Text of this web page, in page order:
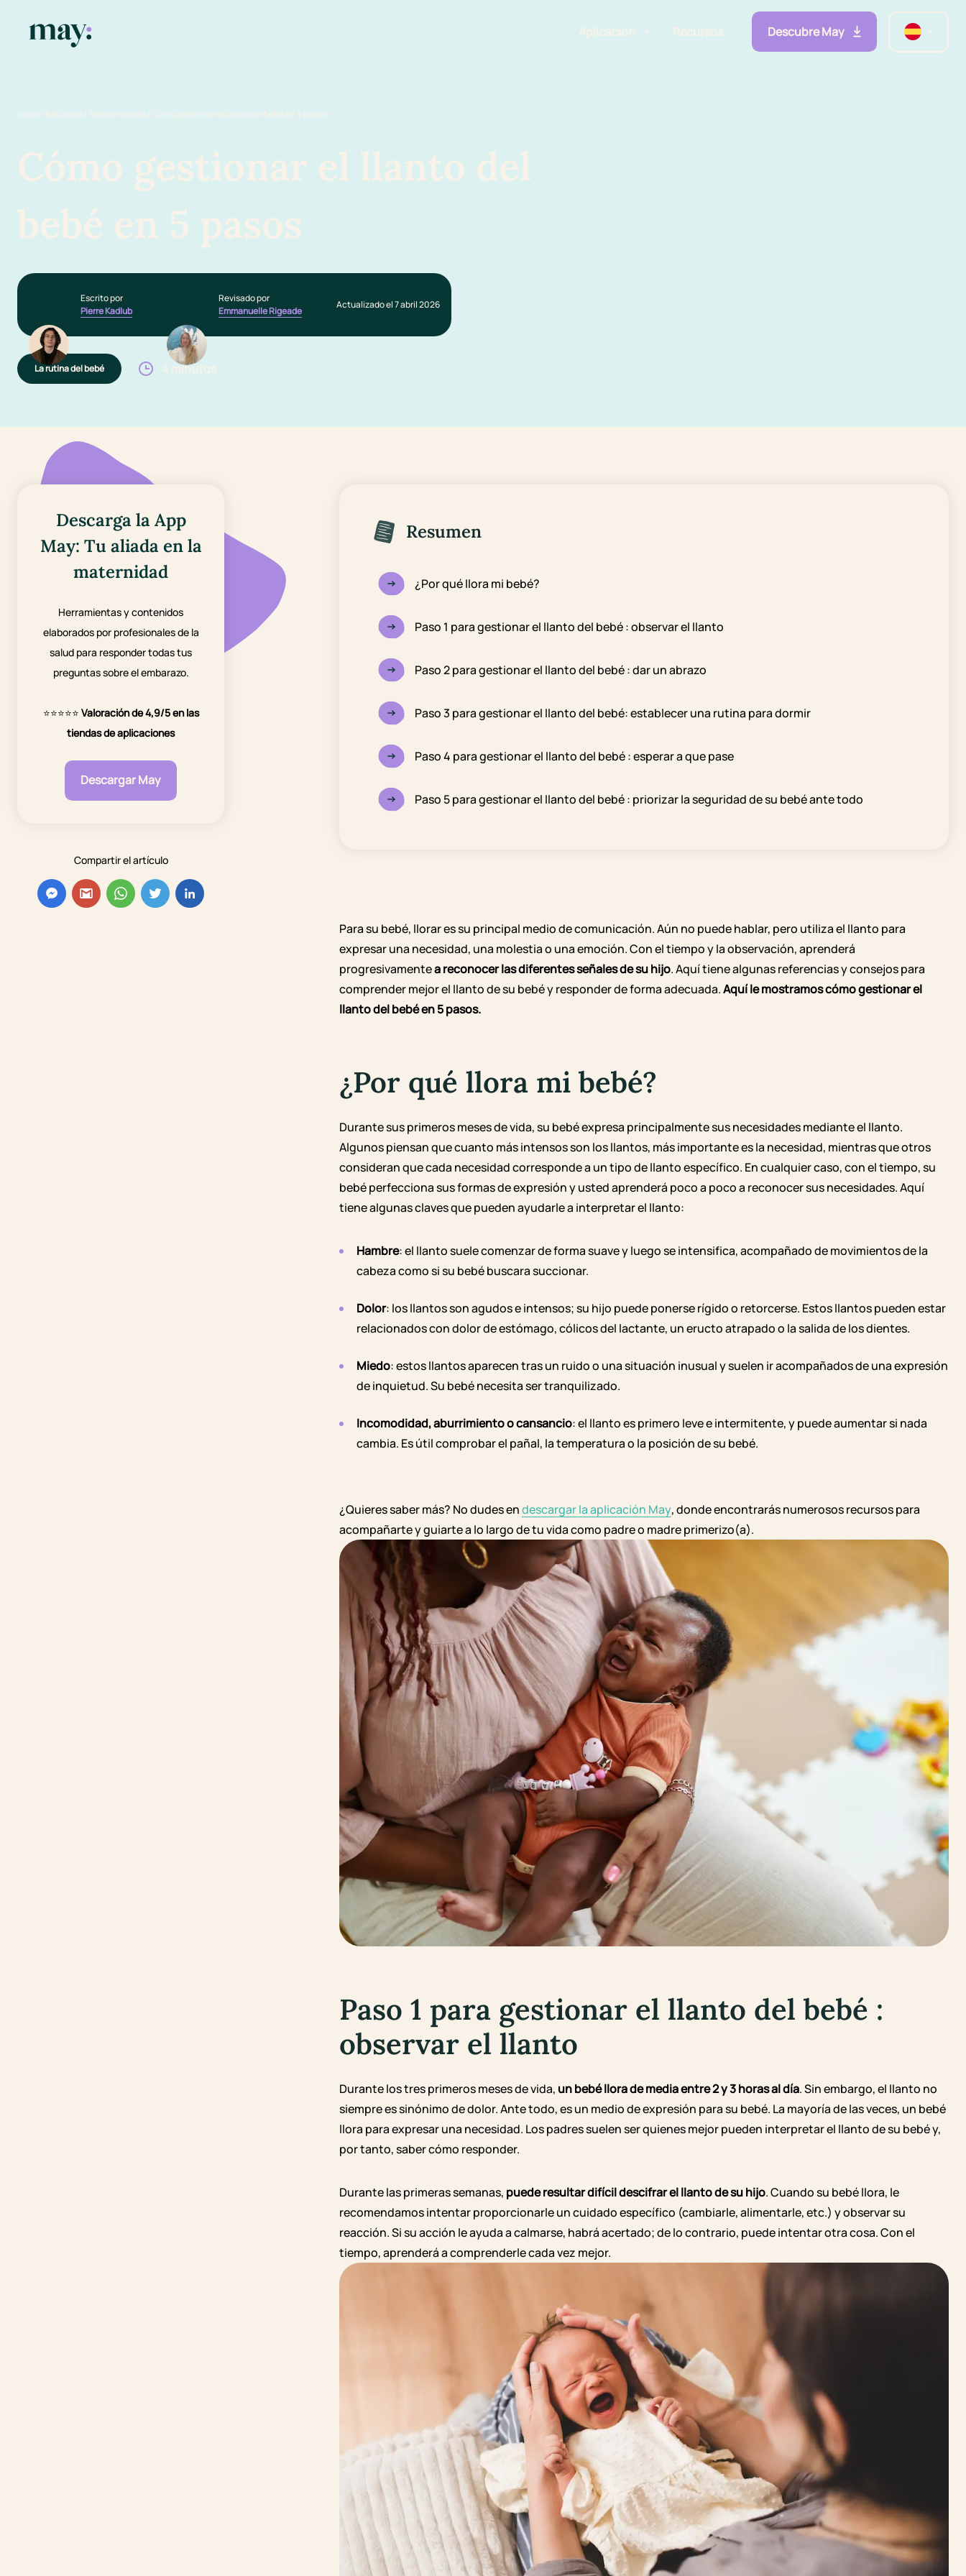
Aplicación Recursos Descubre May
Inicio / Recursos / Recién nacido / Cómo gestionar el llanto del bebé en 5 pasos
Cómo gestionar el llanto del
bebé en 5 pasos
Escrito por
Pierre Kadlub
Revisado por
Emmanuelle Rigeade
Actualizado el 7 abril 2026
La rutina del bebé 4 minutos
Descarga la App
May: Tu aliada en la
maternidad
Herramientas y contenidos
elaborados por profesionales de la
salud para responder todas tus
preguntas sobre el embarazo.
⭐⭐⭐⭐⭐ Valoración de 4,9/5 en las
tiendas de aplicaciones
Descargar May
Compartir el artículo
Resumen
¿Por qué llora mi bebé?
Paso 1 para gestionar el llanto del bebé : observar el llanto
Paso 2 para gestionar el llanto del bebé : dar un abrazo
Paso 3 para gestionar el llanto del bebé: establecer una rutina para dormir
Paso 4 para gestionar el llanto del bebé : esperar a que pase
Paso 5 para gestionar el llanto del bebé : priorizar la seguridad de su bebé ante todo
Para su bebé, llorar es su principal medio de comunicación. Aún no puede hablar, pero utiliza el llanto para
expresar una necesidad, una molestia o una emoción.Con el tiempo y la observación, aprenderá
progresivamentea reconocer las diferentes señales de su hijo. Aquí tiene algunas referencias y consejos para
comprender mejor el llanto de su bebé y responder de forma adecuada.Aquí le mostramos cómo gestionar el
llanto del bebé en 5 pasos.
¿Por qué llora mi bebé?
Durante sus primeros meses de vida, su bebé expresa principalmente sus necesidades mediante el llanto.
Algunos piensan que cuanto más intensos son los llantos, más importante es la necesidad, mientras que otros
consideran que cada necesidad corresponde a un tipo de llanto específico. En cualquier caso, con el tiempo, su
bebé perfecciona sus formas de expresión y usted aprenderá poco a poco a reconocer sus necesidades.Aquí
tiene algunas claves que pueden ayudarle a interpretar el llanto:
Hambre: el llanto suele comenzar de forma suave y luego se intensifica, acompañado de movimientos de la
cabeza como si su bebé buscara succionar.
Dolor: los llantos son agudos e intensos; su hijo puede ponerse rígido o retorcerse. Estos llantos pueden estar
relacionados con dolor de estómago, cólicos del lactante, un eructo atrapado o la salida de los dientes.
Miedo: estos llantos aparecen tras un ruido o una situación inusual y suelen ir acompañados de una expresión
de inquietud. Su bebé necesita ser tranquilizado.
Incomodidad, aburrimiento o cansancio: el llanto es primero leve e intermitente, y puede aumentar si nada
cambia. Es útil comprobar el pañal, la temperatura o la posición de su bebé.
¿Quieres saber más? No dudes endescargar la aplicación May, donde encontrarás numerosos recursos para
acompañarte y guiarte a lo largo de tu vida como padre o madre primerizo(a).
Paso 1 para gestionar el llanto del bebé :
observar el llanto
Durante los tres primeros meses de vida, un bebé llora de media entre 2 y 3 horas al día. Sin embargo, el llanto no
siempre es sinónimo de dolor. Ante todo, es un medio de expresión para su bebé. La mayoría de las veces, un bebé
llora para expresar una necesidad. Los padres suelen ser quienes mejor pueden interpretar el llanto de su bebé y,
por tanto, saber cómo responder.
Durante las primeras semanas, puede resultar difícil descifrar el llanto de su hijo. Cuando su bebé llora, le
recomendamos intentar proporcionarle un cuidado específico (cambiarle, alimentarle, etc.) y observar su
reacción. Si su acción le ayuda a calmarse, habrá acertado; de lo contrario, puede intentar otra cosa. Con el
tiempo, aprenderá a comprenderle cada vez mejor.